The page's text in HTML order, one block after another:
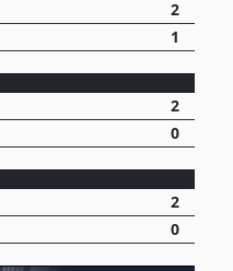
2
1
2
0
2
0